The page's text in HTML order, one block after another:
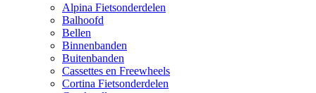
Alpina Fietsonderdelen
Balhoofd
Bellen
Binnenbanden
Buitenbanden
Cassettes en Freewheels
Cortina Fietsonderdelen